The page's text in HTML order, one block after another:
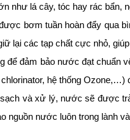
như lá cây, tóc hay rác bẩn,
bơm tuần hoàn đẩy qua
lại các tạp chất cực nhỏ,
để đảm bảo nước đạt chuẩn
hệ thống Ozone,…)
và xử lý, nước sẽ được
nguồn nước luôn trong lành